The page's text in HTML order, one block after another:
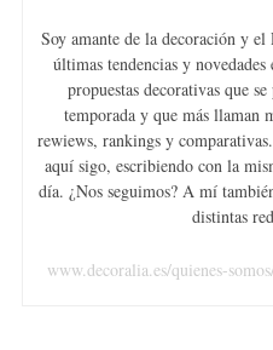
Soy amante de la decoración y
últimas tendencias y
propuestas decorativas que
temporada y que más llaman
rewiews, rankings y
aquí sigo, escribiendo con la
día. ¿Nos seguimos? A mí
distintas
www.decoralia.es/quienes-